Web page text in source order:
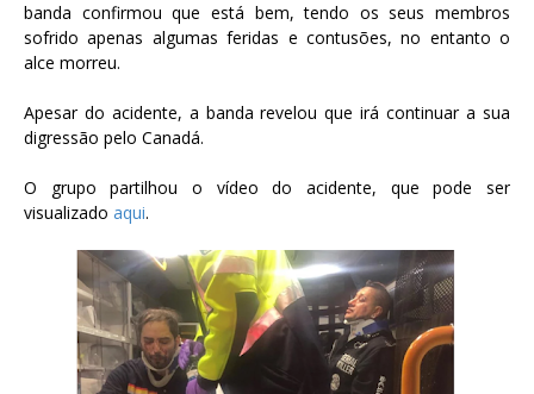
banda confirmou que está bem, tendo os seus membros
sofrido apenas algumas feridas e contusões, no entanto o
alce morreu.
Apesar do acidente, a banda revelou que irá continuar a sua
digressão pelo Canadá.
O grupo partilhou o vídeo do acidente, que pode ser
visualizado aqui.